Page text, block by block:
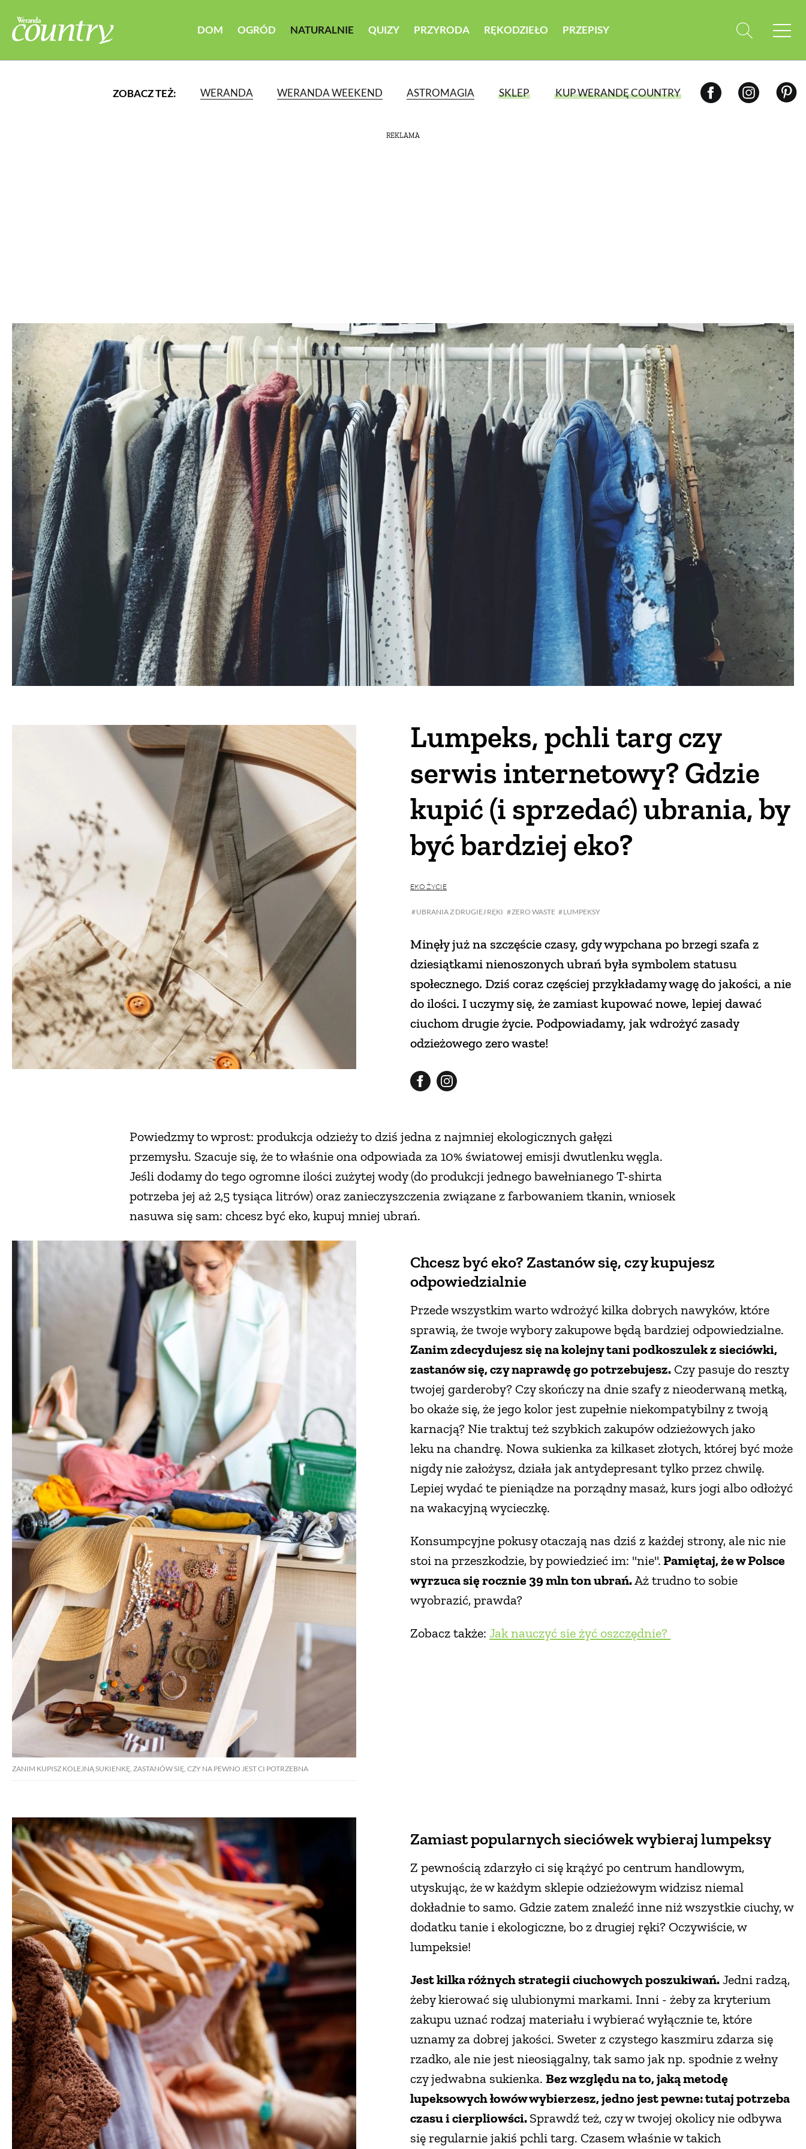
DOM OGRÓD NATURALNIE QUIZY PRZYRODA RĘKODZIEŁO PRZEPISY
ZOBACZ TEŻ: WERANDA WERANDA WEEKEND ASTROMAGIA SKLEP KUP WERANDĘ COUNTRY
REKLAMA
Lumpeks, pchli targ czy
serwis internetowy? Gdzie
kupić (i sprzedać) ubrania, by
być bardziej eko?
EKO ŻYCIE
UBRANIA Z DRUGIEJ RĘKI ZERO WASTE LUMPEKSY
Minęły już na szczęście czasy, gdy wypchana po brzegi szafa z
dziesiątkami nienoszonych ubrań była symbolem statusu
społecznego. Dziś coraz częściej przykładamy wagę do jakości, a nie
do ilości. I uczymy się, że zamiast kupować nowe, lepiej dawać
ciuchom drugie życie. Podpowiadamy, jak wdrożyć zasady
odzieżowego zero waste!
Powiedzmy to wprost: produkcja odzieży to dziś jedna z najmniej ekologicznych gałęzi
przemysłu. Szacuje się, że to właśnie ona odpowiada za 10% światowej emisji dwutlenku węgla.
Jeśli dodamy do tego ogromne ilości zużytej wody (do produkcji jednego bawełnianego T-shirta
potrzeba jej aż 2,5 tysiąca litrów) oraz zanieczyszczenia związane z farbowaniem tkanin, wniosek
nasuwa się sam: chcesz być eko, kupuj mniej ubrań.
ZANIM KUPISZ KOLEJNĄ SUKIENKĘ, ZASTANÓW SIĘ, CZY NA PEWNO JEST CI POTRZEBNA
Chcesz być eko? Zastanów się, czy kupujesz
odpowiedzialnie
Przede wszystkim warto wdrożyć kilka dobrych nawyków, które
sprawią, że twoje wybory zakupowe będą bardziej odpowiedzialne.
Zanim zdecydujesz się na kolejny tani podkoszulek z sieciówki,
zastanów się, czy naprawdę go potrzebujesz. Czy pasuje do reszty
twojej garderoby? Czy skończy na dnie szafy z nieoderwaną metką,
bo okaże się, że jego kolor jest zupełnie niekompatybilny z twoją
karnacją? Nie traktuj też szybkich zakupów odzieżowych jako
leku na chandrę. Nowa sukienka za kilkaset złotych, której być może
nigdy nie założysz, działa jak antydepresant tylko przez chwilę.
Lepiej wydać te pieniądze na porządny masaż, kurs jogi albo odłożyć
na wakacyjną wycieczkę.
Konsumpcyjne pokusy otaczają nas dziś z każdej strony, ale nic nie
stoi na przeszkodzie, by powiedzieć im: "nie".Pamiętaj, że w Polsce
wyrzuca się rocznie 39 mln ton ubrań.Aż trudno to sobie
wyobrazić, prawda?
Zobacz także: Jak nauczyć sie żyć oszczędnie?
Zamiast popularnych sieciówek wybieraj lumpeksy
Z pewnością zdarzyło ci się krążyć po centrum handlowym,
utyskując, że w każdym sklepie odzieżowym widzisz niemal
dokładnie to samo. Gdzie zatem znaleźć inne niż wszystkie ciuchy, w
dodatku tanie i ekologiczne, bo z drugiej ręki? Oczywiście, w
lumpeksie!
Jest kilka różnych strategii ciuchowych poszukiwań.Jedni radzą,
żeby kierować się ulubionymi markami. Inni - żeby za kryterium
zakupu uznać rodzaj materiału i wybierać wyłącznie te, które
uznamy za dobrej jakości. Sweter z czystego kaszmiru zdarza się
rzadko, ale nie jest nieosiągalny, tak samo jak np. spodnie z wełny
czy jedwabna sukienka. Bez względu na to, jaką metodę
lupeksowych łowów wybierzesz, jedno jest pewne: tutaj potrzeba
czasu i cierpliowści.Sprawdź też, czy w twojej okolicy nie odbywa
się regularnie jakiś pchli targ. Czasem właśnie w takich
OGRÓD WARZYWA I OWOCE ROŚLINY OGRODOWE PORADY ZIELEŃ W DOMU
PROJEKTOWANIE OGRODU NATURALNIE URODA NATURALNA APTECZKA
DLA DOMU EKO ŻYCIE PRZYRODA ZWIERZĘTA DOMOWE
ZWIERZĘTA W NATURZE GRZYBY KRAJOBRAZ RĘKODZIEŁO RZEMIOSŁO
ZWYCZAJE ZRÓB TO SAM PRZEPISY ŚNIADANIA PRZYSTAWKI ZUPY
DANIA GŁÓWNE CIASTA I DESERY DODATKI PRZETWORY INNE